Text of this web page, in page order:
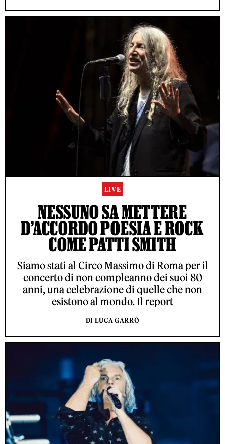
LIVE
NESSUNO SA METTERE
D’ACCORDO POESIA E ROCK
COME PATTI SMITH
Siamo stati al Circo Massimo di Roma per il
concerto di non compleanno dei suoi 80
anni, una celebrazione di quelle che non
esistono al mondo. Il report
DI LUCA GARRÒ